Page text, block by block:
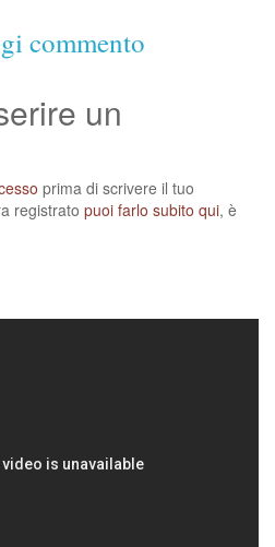
commento
un
prima di scrivere il tuo
registrato puoi farlo subito qui, è